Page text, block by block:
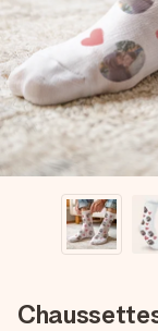
Créez quelque
son prénom,
Sans